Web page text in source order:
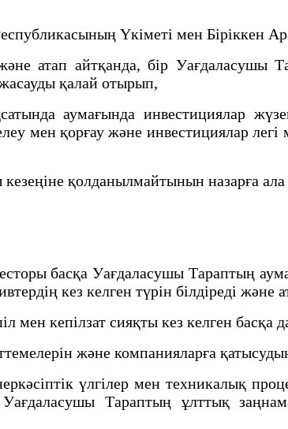
Үкіметі мен Біріккен
атап айтқанда, бір Уағдаласушы
қалай отырып,
аумағында инвестициялар
мен қорғау және инвестициялар
қолданылмайтынын назарға
басқа Уағдаласушы Тараптың
кез келген түрін білдіреді және
кепілзат сияқты кез келген басқа
және компанияларға
үлгілер мен техникалық
Тараптың ұлттық